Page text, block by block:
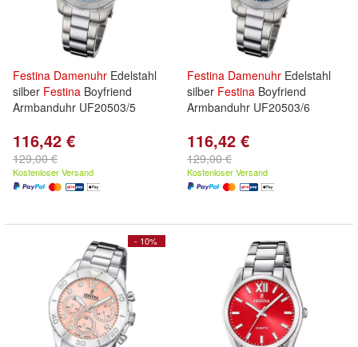
Festina Damenuhr Edelstahl
silber Festina Boyfriend
Armbanduhr UF20503/5
116,42 €
129,00 €
Kostenloser Versand
Festina Damenuhr Edelstahl
silber Festina Boyfriend
Armbanduhr UF20503/6
116,42 €
129,00 €
Kostenloser Versand
- 10%